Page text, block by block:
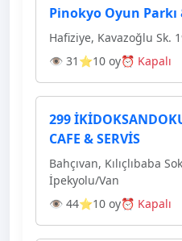
Pinokyo Oyun Parkı
Hafiziye, Kavazoğlu Sk.
👁 31 ⭐10 oy⏰ Kapalı
299
CAFE & SERVİS
Bahçıvan, Kılıçlıbaba
İpekyolu/Van
👁 44⭐10 oy⏰ Kapalı